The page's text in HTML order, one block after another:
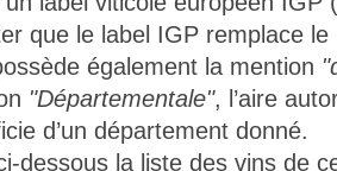
que le label IGP remplace
également la mention
"Départementale", l’aire
d’un département donné.
dessous la liste des vins de